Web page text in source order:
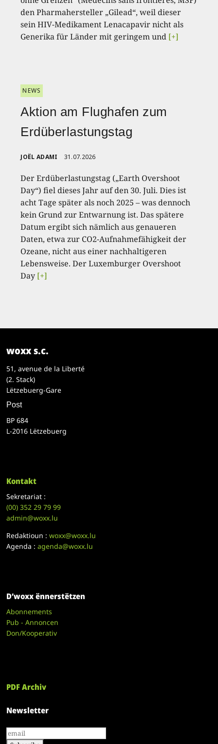
den Pharmahersteller „Gilead“, weil dieser
sein HIV-Medikament Lenacapavir nicht als
Generika für Länder mit geringem und [+]
NEWS
Aktion am Flughafen zum
Erdüberlastungstag
JOËL ADAMI 31.07.2026
Der Erdüberlastungstag („Earth Overshoot
Day“) fiel dieses Jahr auf den 30. Juli. Dies ist
acht Tage später als noch 2025 – was dennoch
kein Grund zur Entwarnung ist. Das spätere
Datum ergibt sich nämlich aus genaueren
Daten, etwa zur CO2-Aufnahmefähigkeit der
Ozeane, nicht aus einer nachhaltigeren
Lebensweise. Der Luxemburger Overshoot
Day [+]
woxx s.c.
51, avenue de la Liberté
(2. Stack)
Lëtzebuerg-Gare
Post
BP 684
L-2016 Lëtzebuerg
Kontakt
Sekretariat :
(00)352 29 79 99
admin@woxx.lu
Redaktioun :woxx@woxx.lu
Agenda :agenda@woxx.lu
D’woxx ënnerstëtzen
Abonnements
Pub - Annoncen
Don/Kooperativ
PDF Archiv
Newsletter